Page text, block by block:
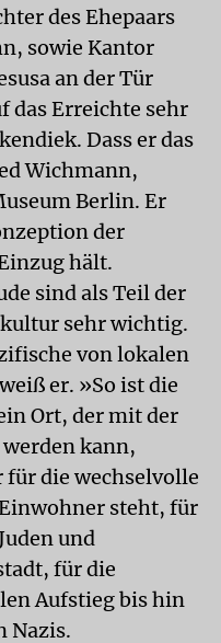
des Ehepaars
sowie Kantor
an der Tür
das Erreichte sehr
Dass er das
Wichmann,
Berlin. Er
der
hält.
sind als Teil der
sehr wichtig.
von lokalen
er. »So ist die
Ort, der mit der
kann,
für die wechselvolle
steht, für
und
für die
Aufstieg bis hin
Nazis.